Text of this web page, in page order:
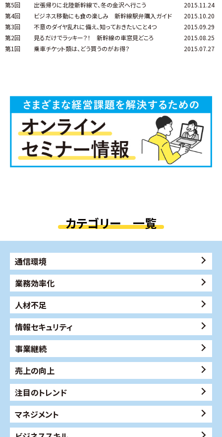
第5回
出張帰りに北陸新幹線で、冬の金沢へ行こう
2015.11.24
第4回
ビジネス移動にも食の楽しみ 新幹線駅弁購入ガイド
2015.10.20
第3回
不意のダイヤ乱れに備え、知っておきたいこと4つ
2015.09.29
第2回
見るだけでラッキー？！ 新幹線の車窓見どころ
2015.08.25
第1回
乗車チケット類は、どう買うのがお得？ 2015.07.27
カテゴリー 一覧
通信環境
業務効率化
人材不足
情報セキュリティ
事業継続
売上の向上
注目のトレンド
マネジメント